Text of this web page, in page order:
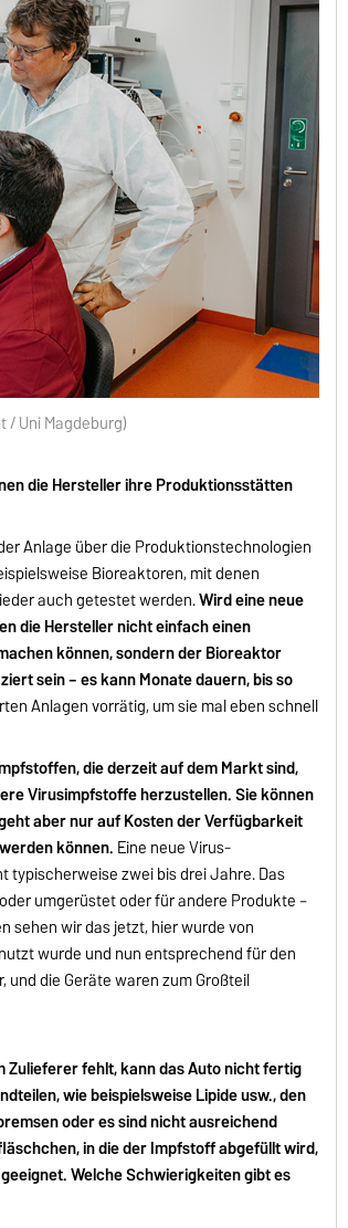
/ Uni Magdeburg)
die Hersteller ihre Produktionsstätten
Anlage über die Produktionstechnologien
Bioreaktoren, mit denen
auch getestet werden.Wird eine neue
die Hersteller nicht einfach einen
können, sondern der Bioreaktor
sein – es kann Monate dauern, bis so
Anlagen vorrätig, um sie mal eben schnell
die derzeit auf dem Markt sind,
Virusimpfstoffe herzustellen. Sie können
aber nur auf Kosten der Verfügbarkeit
können. Eine neue Virus-
typischerweise zwei bis drei Jahre. Das
umgerüstet oder für andere Produkte –
sehen wir das jetzt, hier wurde von
wurde und nun entsprechend für den
die Geräte waren zum Großteil
Zulieferer fehlt, kann das Auto nicht fertig
wie beispielsweise Lipide usw., den
oder es sind nicht ausreichend
in die der Impfstoff abgefüllt wird,
Welche Schwierigkeiten gibt es